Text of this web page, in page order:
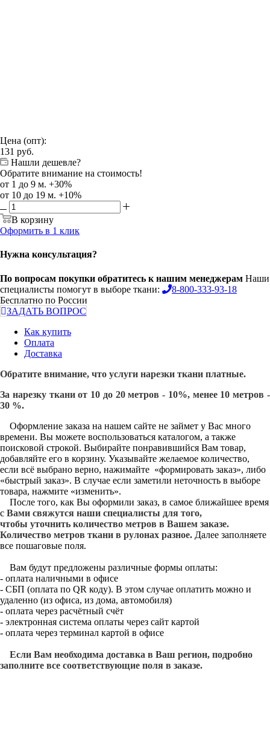
Цена (опт):
131 руб.
Нашли дешевле?
Обратите внимание на стоимость!
от 1 до 9 м. +30%
от 10 до 19 м. +10%
В корзину
Оформить в 1 клик
Нужна консультация?
По вопросам покупки обратитесь к нашим менеджерам Наши
специалисты помогут в выборе ткани:
8-800-333-93-18
Бесплатно по России
ЗАДАТЬ ВОПРОС
Как купить
Оплата
Доставка
Обратите внимание, что услуги нарезки ткани платные.
За нарезку ткани от 10 до 20 метров - 10%, менее 10 метров -
30 %.
Оформление заказа на нашем сайте не займет у Вас много
времени. Вы можете воспользоваться каталогом, а также
поисковой строкой. Выбирайте понравившийся Вам товар,
добавляйте его в корзину. Указывайте желаемое количество,
если всё выбрано верно, нажимайте «формировать заказ», либо
«быстрый заказ». В случае если заметили неточность в выборе
товара, нажмите «изменить».
После того, как Вы оформили заказ, в самое ближайшее время
с Вами свяжутся наши специалисты для того,
чтобы уточнить количество метров в Вашем заказе.
Количество метров ткани в рулонах разное. Далее заполняете
все пошаговые поля.
Вам будут предложены различные формы оплаты:
- оплата наличными в офисе
- СБП (оплата по QR коду). В этом случае оплатить можно и
удаленно (из офиса, из дома, автомобиля)
- оплата через расчётный счёт
- электронная система оплаты через сайт картой
- оплата через терминал картой в офисе
Если Вам необходима доставка в Ваш регион, подробно
заполните все соответствующие поля в заказе.